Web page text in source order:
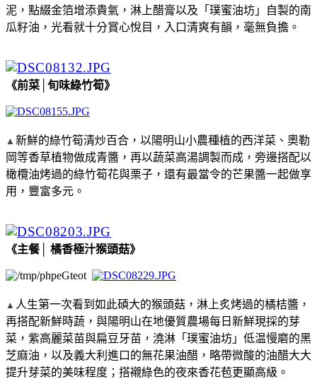
泥，點綴金箔增添貴氣，淋上醋膏以及「璞蜜油坊」自製的南
瓜籽油，光看就十分賞心悅目，入口清爽有韻，毫無負擔。
《前菜│旬味綠竹筍》
▲ 新鮮的綠竹筍清炒百合，以陽明山小農種植的西洋菜、奧勒
岡等香草植物做成青醬，再以蔬菜高湯調製而成，旁邊搭配以
橄欖油烤過的綠竹筍花與栗子，還有最當令的芒果醬一起做享
用，豐富多元。
《主餐│ 橘香極汁猴頭菇》
▲ 人生第一次看到如此碩大的猴頭菇，淋上炙烤過的橘桔醬，
再搭配新鮮時蔬，與陽明山在地優質農場每日新鮮現採的芽
菜，紫高麗菜苗與扁豆牙苗，澆淋「璞蜜油坊」低温慢磨的黑
芝麻油，以及義大利進口的無花果油醋，略帶微酸的油醋大大
提升芽菜的美味程度；搭襯綠色的夜來香花苞更顯高級。